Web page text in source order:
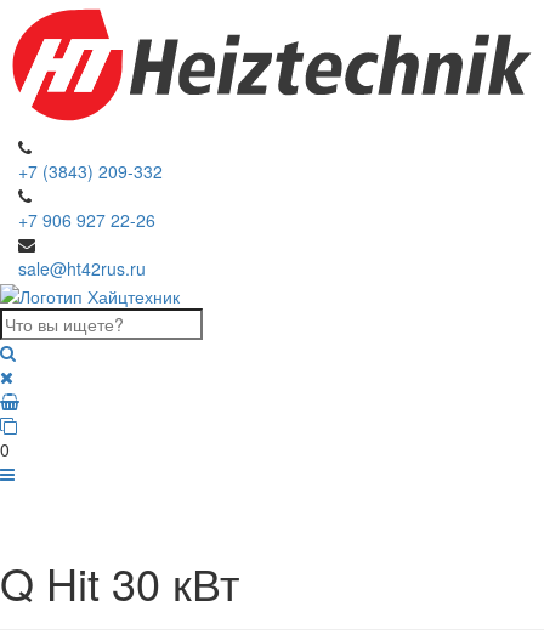
+7 (3843) 209-332
+7 906 927 22-26
sale@ht42rus.ru
0
Q Hit 30 кВт